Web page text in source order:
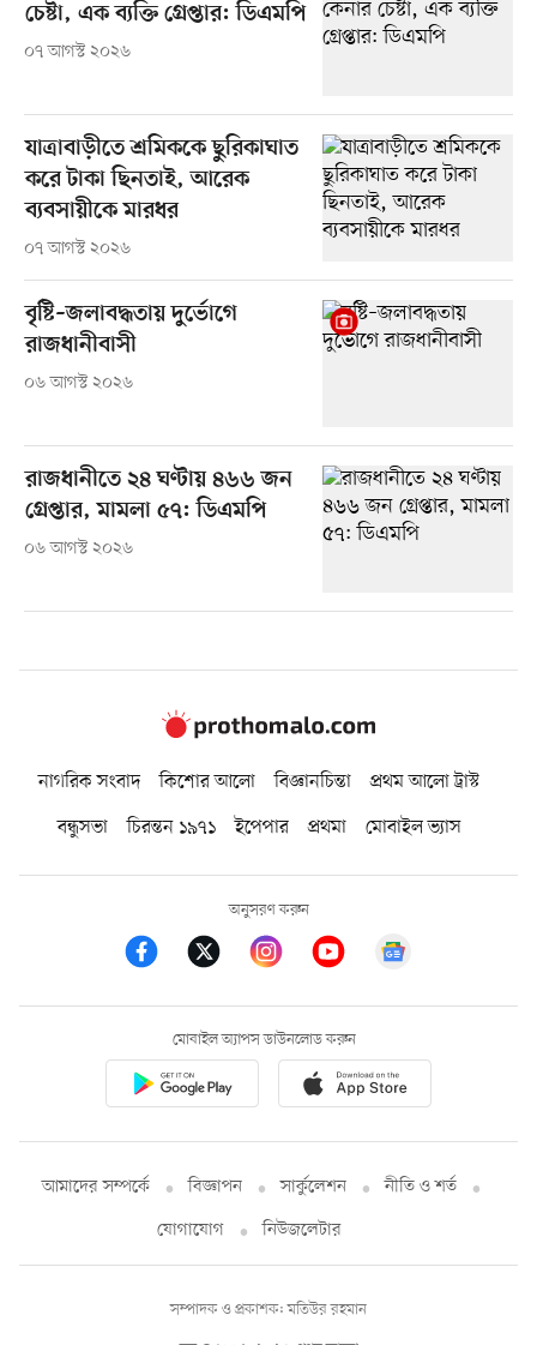
চেষ্টা, এক ব্যক্তি গ্রেপ্তার: ডিএমপি
০৭ আগস্ট ২০২৬
যাত্রাবাড়ীতে শ্রমিককে ছুরিকাঘাত
করে টাকা ছিনতাই, আরেক
ব্যবসায়ীকে মারধর
০৭ আগস্ট ২০২৬
বৃষ্টি–জলাবদ্ধতায় দুর্ভোগে
রাজধানীবাসী
০৬ আগস্ট ২০২৬
রাজধানীতে ২৪ ঘণ্টায় ৪৬৬ জন
গ্রেপ্তার, মামলা ৫৭: ডিএমপি
০৬ আগস্ট ২০২৬
নাগরিক সংবাদ কিশোর আলো বিজ্ঞানচিন্তা
প্রথম আলো ট্রাস্ট
বন্ধুসভা
চিরন্তন ১৯৭১ ইপেপার প্রথমা মোবাইল ভ্যাস
অনুসরণ করুন
মোবাইল অ্যাপস ডাউনলোড করুন
আমাদের সম্পর্কে বিজ্ঞাপন সার্কুলেশন
নীতি ও শর্ত
যোগাযোগ
নিউজলেটার
সম্পাদক ও প্রকাশক: মতিউর রহমান